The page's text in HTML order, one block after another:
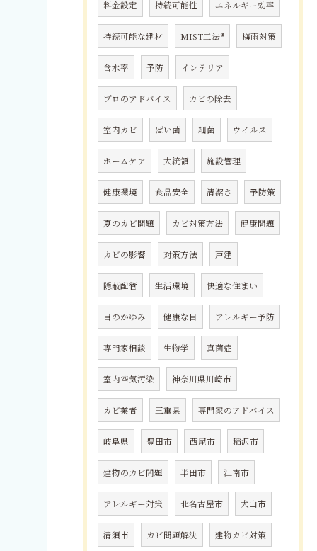
料金設定 持続可能性 エネルギー効率
持続可能な建材 MIST工法® 梅雨対策
含水率 予防 インテリア
プロのアドバイス カビの除去
室内カビ ばい菌 細菌 ウイルス
ホームケア 大統領 施設管理
健康環境 食品安全 清潔さ 予防策
夏のカビ問題 カビ対策方法 健康問題
カビの影響 対策方法 戸建
隠蔽配管 生活環境 快適な住まい
目のかゆみ 健康な目 アレルギー予防
専門家相談 生物学 真菌症
室内空気汚染 神奈川県川崎市
カビ業者 三重県 専門家のアドバイス
岐阜県 豊田市 西尾市 稲沢市
建物のカビ問題 半田市 江南市
アレルギー対策 北名古屋市 犬山市
清須市 カビ問題解決 建物カビ対策